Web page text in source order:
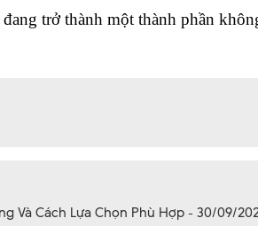
trở thành một thành phần
Và Cách Lựa Chọn Phù Hợp - 30/09/